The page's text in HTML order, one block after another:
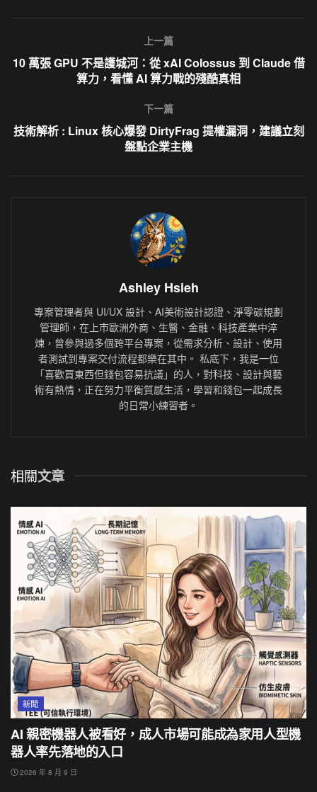
上一篇
10 萬張 GPU 不是護城河：從 xAI Colossus 到 Claude 借
算力，看懂 AI 算力戰的殘酷真相
下一篇
技術解析 : Linux 核心爆發 DirtyFrag 提權漏洞，建議立刻
盤點企業主機
Ashley Hsieh
專案管理者與 UI/UX 設計、AI美術設計認證、淨零碳規劃
管理師，在上市歐洲外商、生醫、金融、科技產業中淬
煉，曾參與過多個跨平台專案，從需求分析、設計、使用
者測試到專案交付流程都樂在其中。 私底下，我是一位
「喜歡買東西但錢包容易抗議」的人，對科技、設計與藝
術有熱情，正在努力平衡質感生活，學習和錢包一起成長
的日常小練習者。
相關文章
新聞
AI 親密機器人被看好，成人市場可能成為家用人型機
器人率先落地的入口
2026 年 8 月 9 日